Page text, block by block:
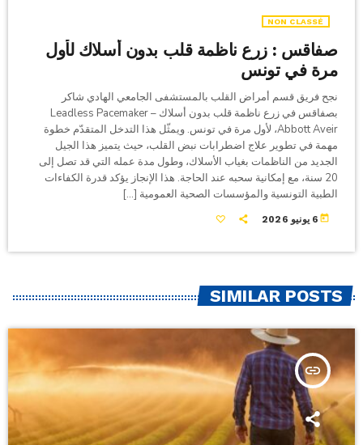
NON CLASSÉ
صفاقس : زرع ناظمة قلب بدون أسلاك لأول
مرة في تونس
نجح فريق قسم أمراض القلب بالمستشفى الجامعي الهادي شاكر
بصفاقس في زرع ناظمة قلب بدون أسلاك Leadless Pacemaker –
Abbott Aveir، لأول مرة في تونس. ويمثّل هذا التدخل المتقدّم خطوة
مهمة في تطوير علاج اضطرابات نبض القلب، حيث يتميز هذا الجيل
الجديد من الناظمات بغياب الأسلاك، وطول مدة عمله التي قد تصل إلى
20 سنة، مع إمكانية سحبه عند الحاجة. هذا الإنجاز يؤكد قدرة الكفاءات
الطبية التونسية والمؤسسات الصحية العمومية […]
today 6 يونيو 2026
SIMILAR POSTS
insert_link